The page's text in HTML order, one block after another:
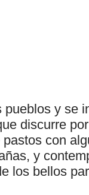
y se
discurre
con
y
los bellos